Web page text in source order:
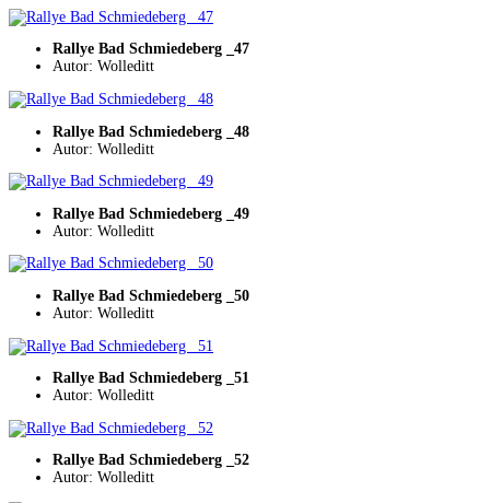
Rallye Bad Schmiedeberg _47
Autor: Wolleditt
Rallye Bad Schmiedeberg _48
Autor: Wolleditt
Rallye Bad Schmiedeberg _49
Autor: Wolleditt
Rallye Bad Schmiedeberg _50
Autor: Wolleditt
Rallye Bad Schmiedeberg _51
Autor: Wolleditt
Rallye Bad Schmiedeberg _52
Autor: Wolleditt